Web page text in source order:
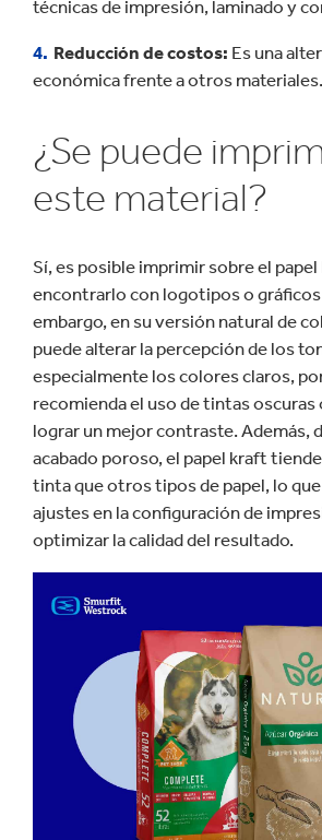
técnicas de impresión, laminado y
Reducción de costos: Es una
económica frente a otros materiales.
¿Se puede
este material?
Sí, es posible imprimir sobre el
encontrarlo con logotipos o
embargo, en su versión natural de
puede alterar la percepción de los
especialmente los colores claros,
recomienda el uso de tintas oscuras
lograr un mejor contraste. Además,
acabado poroso, el papel kraft
tinta que otros tipos de papel, lo
ajustes en la configuración de
optimizar la calidad del resultado.